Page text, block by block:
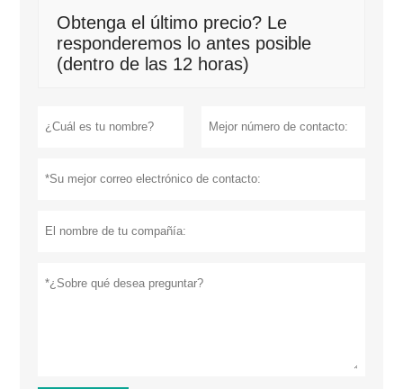
Obtenga el último precio? Le
responderemos lo antes posible
(dentro de las 12 horas)